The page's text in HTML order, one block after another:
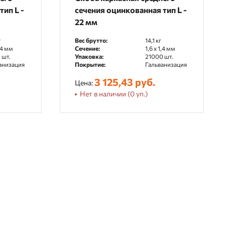
L -
мм
шт.
сечения оцинкованная тип L -
22 мм
Вес брутто:
14,1 кг
Сечение:
1,6 x 1,4 мм
Упаковка:
21000 шт.
Покрытие:
Гальванизация
Цена:3 125,43 руб.
Нет в наличии (0 уп.)